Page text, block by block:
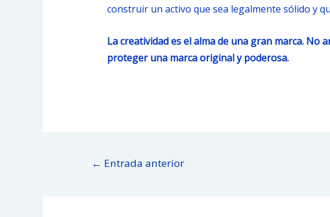
construir un activo que sea legalmente sólido y
La creatividad es el alma de una gran marca.
proteger una marca original y poderosa.
Navegación
← Entrada anterior